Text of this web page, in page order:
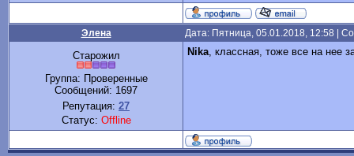
Элена Дата: Пятница, 05.01.2018, 12:58 |
Старожил
Группа: Проверенные
Сообщений: 1697
Репутация: 27
Статус: Offline
Nika, классная, тоже все на нее